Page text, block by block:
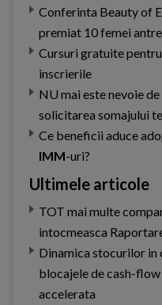
Conferinta Beauty of
premiat 10 femei
Cursuri gratuite
inscrierile
NU mai este nevoie
solicitarea somajului
Ce beneficii aduce
IMM-uri?
Ultimele articole
TOT mai multe
intocmeasca
Dinamica stocurilor in
blocajele de cash-
accelerata